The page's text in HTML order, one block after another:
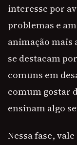
interesse por
problemas e
animação mais
se destacam
comuns em
comum gostar
ensinam algo
Nessa fase,